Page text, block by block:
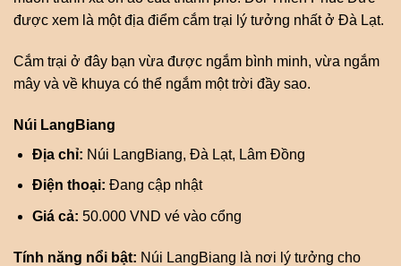
được xem là một địa điểm cắm trại lý tưởng nhất ở Đà Lạt.
Cắm trại ở đây bạn vừa được ngắm bình minh, vừa ngắm
mây và về khuya có thể ngắm một trời đầy sao.
Núi LangBiang
Địa chỉ: Núi LangBiang, Đà Lạt, Lâm Đồng
Điện thoại: Đang cập nhật
Giá cả: 50.000 VND vé vào cổng
Tính năng nổi bật: Núi LangBiang là nơi lý tưởng cho